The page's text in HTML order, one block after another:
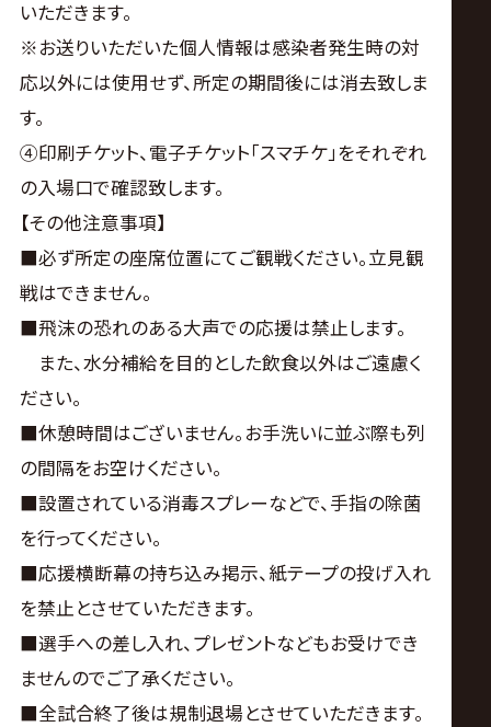
いただきます。
※お送りいただいた個人情報は感染者発生時の対
応以外には使用せず、所定の期間後には消去致しま
す。
④印刷チケット、電子チケット「スマチケ」をそれぞれ
の入場口で確認致します。
【その他注意事項】
■必ず所定の座席位置にてご観戦ください。立見観
戦はできません。
■飛沫の恐れのある大声での応援は禁止します。
また、水分補給を目的とした飲食以外はご遠慮く
ださい。
■休憩時間はございません。お手洗いに並ぶ際も列
の間隔をお空けください。
■設置されている消毒スプレーなどで、手指の除菌
を行ってください。
■応援横断幕の持ち込み掲示、紙テープの投げ入れ
を禁止とさせていただきます。
■選手への差し入れ、プレゼントなどもお受けでき
ませんのでご了承ください。
■全試合終了後は規制退場とさせていただきます。